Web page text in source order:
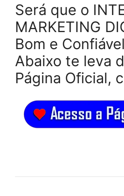
Será que o
MARKETING
Bom e
Abaixo te leva
Página Oficial,